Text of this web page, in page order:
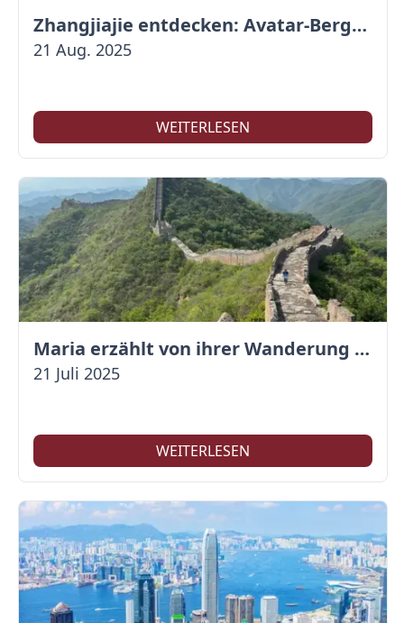
Zhangjiajie entdecken: Avatar-Berge & Altstadt von Fenghuang
21 Aug. 2025
WEITERLESEN
Maria erzählt von ihrer Wanderung auf der Großen Mauer
21 Juli 2025
WEITERLESEN